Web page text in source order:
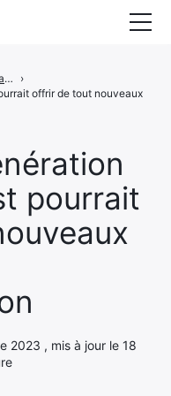
pourrait
2023 , mis à jour le 18
La nouvelle génération de Chromecast pourrait offrir de tout nouveaux niveaux de personnalisation
›
offrir de tout nouveaux